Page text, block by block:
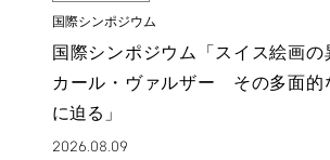
国際シンポジウム
国際シンポジウム「スイス絵画
カール・ヴァルザー その多面的
に迫る」
2026.08.09